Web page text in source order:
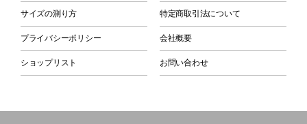
サイズの測り方 特定商取引法について
プライバシーポリシー 会社概要
ショップリスト お問い合わせ